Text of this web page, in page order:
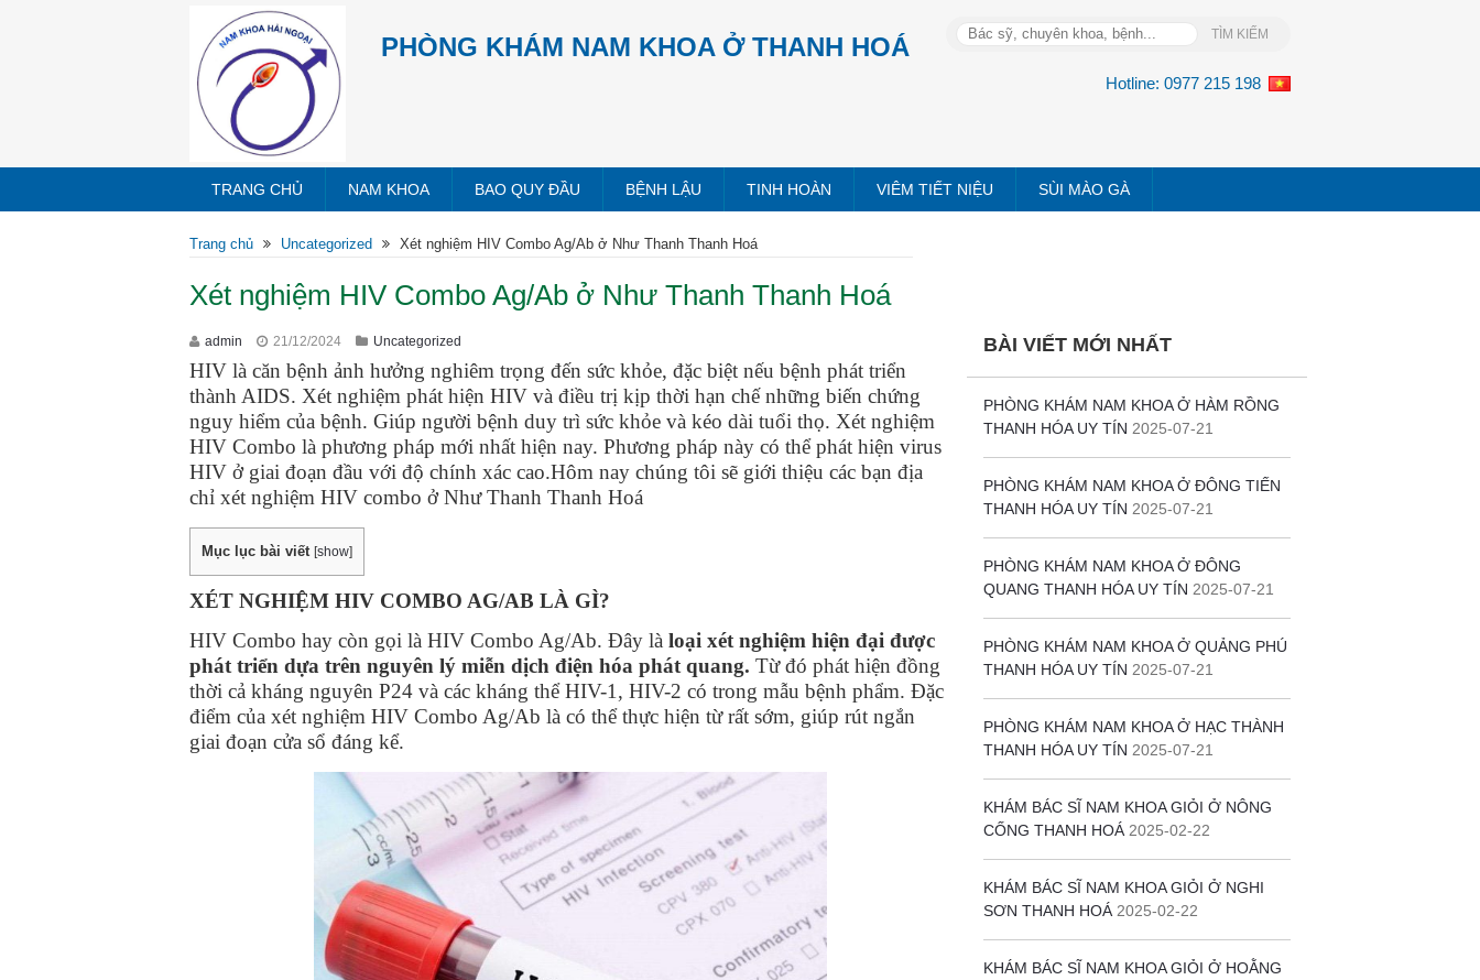
PHÒNG KHÁM NAM KHOA Ở THANH HOÁ
Hotline: 0977 215 198
TRANG CHỦ NAM KHOA BAO QUY ĐẦU BỆNH LẬU TINH HOÀN VIÊM TIẾT NIỆU SÙI MÀO GÀ
Trang chủ Uncategorized Xét nghiệm HIV Combo Ag/Ab ở Như Thanh Thanh Hoá
Xét nghiệm HIV Combo Ag/Ab ở Như Thanh Thanh Hoá
admin 21/12/2024 Uncategorized
HIV là căn bệnh ảnh hưởng nghiêm trọng đến sức khỏe, đặc biệt nếu bệnh phát triển
thành AIDS. Xét nghiệm phát hiện HIV và điều trị kịp thời hạn chế những biến chứng
nguy hiểm của bệnh. Giúp người bệnh duy trì sức khỏe và kéo dài tuổi thọ. Xét nghiệm
HIV Combo là phương pháp mới nhất hiện nay. Phương pháp này có thể phát hiện virus
HIV ở giai đoạn đầu với độ chính xác cao.Hôm nay chúng tôi sẽ giới thiệu các bạn địa
chỉ xét nghiệm HIV combo ở Như Thanh Thanh Hoá
Mục lục bài viết [show]
XÉT NGHIỆM HIV COMBO AG/AB LÀ GÌ?
HIV Combo hay còn gọi là HIV Combo Ag/Ab. Đây là loại xét nghiệm hiện đại được
phát triển dựa trên nguyên lý miễn dịch điện hóa phát quang. Từ đó phát hiện đồng
thời cả kháng nguyên P24 và các kháng thể HIV-1, HIV-2 có trong mẫu bệnh phẩm. Đặc
điểm của xét nghiệm HIV Combo Ag/Ab là có thể thực hiện từ rất sớm, giúp rút ngắn
giai đoạn cửa sổ đáng kể.
BÀI VIẾT MỚI NHẤT
PHÒNG KHÁM NAM KHOA Ở HÀM RỒNG
THANH HÓA UY TÍN 2025-07-21
PHÒNG KHÁM NAM KHOA Ở ĐÔNG TIẾN
THANH HÓA UY TÍN 2025-07-21
PHÒNG KHÁM NAM KHOA Ở ĐÔNG
QUANG THANH HÓA UY TÍN 2025-07-21
PHÒNG KHÁM NAM KHOA Ở QUẢNG PHÚ
THANH HÓA UY TÍN 2025-07-21
PHÒNG KHÁM NAM KHOA Ở HẠC THÀNH
THANH HÓA UY TÍN 2025-07-21
KHÁM BÁC SĨ NAM KHOA GIỎI Ở NÔNG
CỐNG THANH HOÁ 2025-02-22
KHÁM BÁC SĨ NAM KHOA GIỎI Ở NGHI
SƠN THANH HOÁ 2025-02-22
KHÁM BÁC SĨ NAM KHOA GIỎI Ở HOẰNG